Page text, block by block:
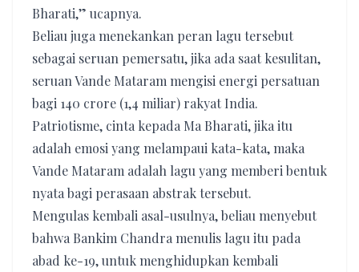
Bharati,” ucapnya.
Beliau juga menekankan peran lagu tersebut
sebagai seruan pemersatu, jika ada saat kesulitan,
seruan Vande Mataram mengisi energi persatuan
bagi 140 crore (1,4 miliar) rakyat India.
Patriotisme, cinta kepada Ma Bharati, jika itu
adalah emosi yang melampaui kata-kata, maka
Vande Mataram adalah lagu yang memberi bentuk
nyata bagi perasaan abstrak tersebut.
Mengulas kembali asal-usulnya, beliau menyebut
bahwa Bankim Chandra menulis lagu itu pada
abad ke-19, untuk menghidupkan kembali